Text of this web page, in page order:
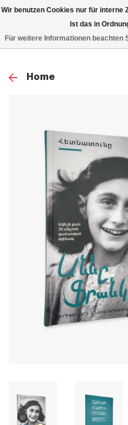
Home
Wir benutzen Cookies nur für interne
Ist das in
Für weitere Informationen beachten